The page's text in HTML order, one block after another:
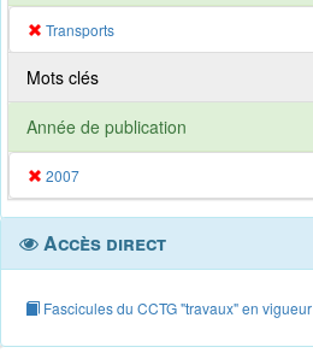
Transports
Mots clés
Année de publication
2007
Accès direct
Fascicules du CCTG "travaux" en vigueur